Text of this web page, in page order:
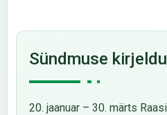
Sündmuse
20. jaanuar – 30. märts